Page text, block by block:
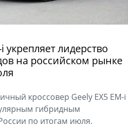
укрепляет лидерство
на российском рынке
кроссовер Geely EX5 EM-i
гибридным
по итогам июля.